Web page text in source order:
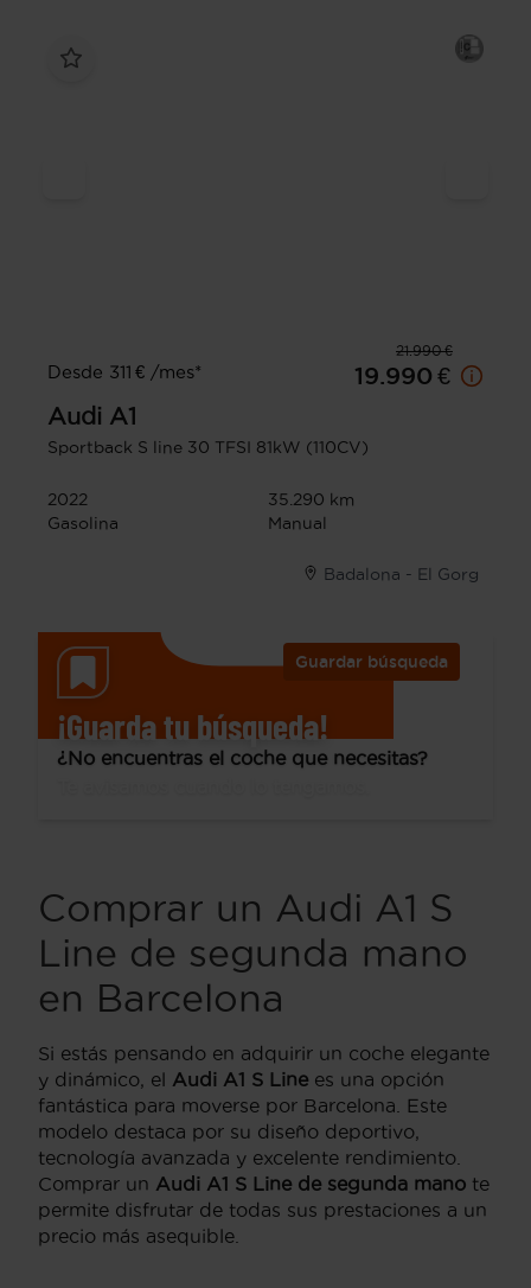
21.990 €
Desde 311 € /mes*
19.990 €
Audi A1
Sportback S line 30 TFSI 81kW (110CV)
2022
35.290 km
Gasolina
Manual
Badalona - El Gorg
Guardar búsqueda
¡Guarda tu búsqueda!
¿No encuentras el coche que necesitas?
Comprar un Audi A1 S
Line de segunda mano
en Barcelona
Si estás pensando en adquirir un coche elegante
y dinámico, el Audi A1 S Line es una opción
fantástica para moverse por Barcelona. Este
modelo destaca por su diseño deportivo,
tecnología avanzada y excelente rendimiento.
Comprar un Audi A1 S Line de segunda mano te
permite disfrutar de todas sus prestaciones a un
precio más asequible.